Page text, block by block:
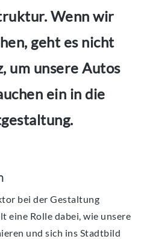
Wenn wir
geht es nicht
um unsere Autos
ein in die
bei der Gestaltung
eine Rolle dabei, wie unsere
und sich ins Stadtbild